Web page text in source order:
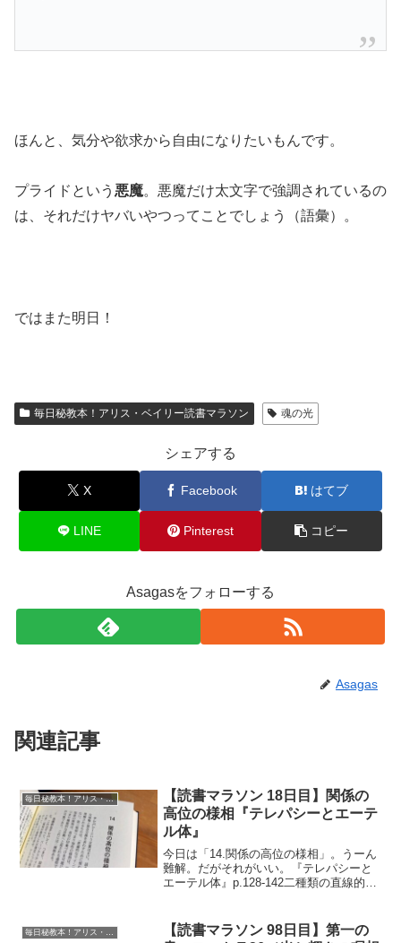
ほんと、気分や欲求から自由になりたいもんです。
プライドという 悪魔。悪魔だけ太文字で強調されているの
は、それだけヤバいやつってことでしょう（語彙）。
ではまた明日！
毎日秘教本！アリス・ベイリー読書マラソン 魂の光
シェアする
X Facebook はてブ
LINE Pinterest コピー
Asagasをフォローする
Asagas
関連記事
毎日秘教本！アリス・ベイリー読書マラソン
【読書マラソン 18日目】関係の
高位の様相『テレパシーとエーテ
ル体』
今日は「14.関係の高位の様相」。うーん
難解。だがそれがいい。『テレパシーと
エーテル体』p.128-142二種類の直線的な
ィ的。 メンタル的なテレパシー：進歩し
た知...
【読書マラソン 98日目】第一の